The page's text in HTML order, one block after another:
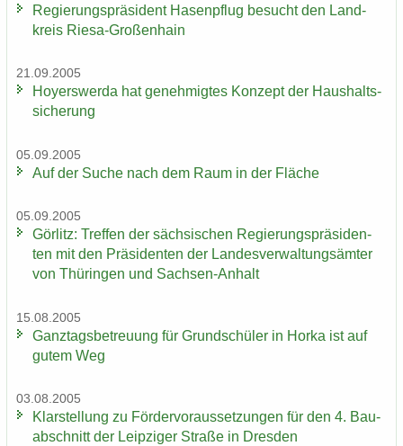
Re­gie­rungs­prä­si­dent Ha­sen­pflug be­sucht den Land­
kreis Riesa-​Großenhain
21.09.2005
Ho­yers­wer­da hat ge­neh­mig­tes Kon­zept der Haus­halts­
si­che­rung
05.09.2005
Auf der Suche nach dem Raum in der Flä­che
05.09.2005
Gör­litz: Tref­fen der säch­si­schen Re­gie­rungs­prä­si­den­
ten mit den Prä­si­den­ten der Lan­des­ver­wal­tungs­äm­ter
von Thü­rin­gen und Sachsen-​Anhalt
15.08.2005
Ganz­tags­be­treu­ung für Grund­schü­ler in Horka ist auf
gutem Weg
03.08.2005
Klar­stel­lung zu För­der­vor­aus­set­zun­gen für den 4. Bau­
ab­schnitt der Leip­zi­ger Stra­ße in Dres­den